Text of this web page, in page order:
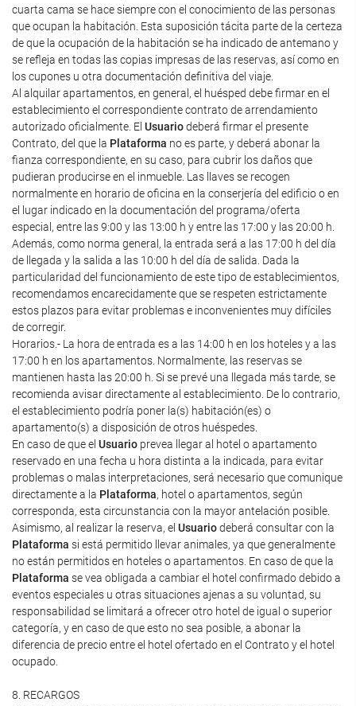
cuarta cama se hace siempre con el conocimiento de las personas
que ocupan la habitación. Esta suposición tácita parte de la certeza
de que la ocupación de la habitación se ha indicado de antemano y
se refleja en todas las copias impresas de las reservas, así como en
los cupones u otra documentación definitiva del viaje.
Al alquilar apartamentos, en general, el huésped debe firmar en el
establecimiento el correspondiente contrato de arrendamiento
autorizado oficialmente. El Usuariodeberá firmar el presente
Contrato, del que la Plataforma no es parte, y deberá abonar la
fianza correspondiente, en su caso, para cubrir los daños que
pudieran producirse en el inmueble. Las llaves se recogen
normalmente en horario de oficina en la conserjería del edificio o en
el lugar indicado en la documentación del programa/oferta
especial, entre las 9:00 y las 13:00 h y entre las 17:00 y las 20:00 h.
Además, como norma general, la entrada será a las 17:00 h del día
de llegada y la salida a las 10:00 h del día de salida. Dada la
particularidad del funcionamiento de este tipo de establecimientos,
recomendamos encarecidamente que se respeten estrictamente
estos plazos para evitar problemas e inconvenientes muy difíciles
de corregir.
Horarios.- La hora de entrada es a las 14:00 h en los hoteles y a las
17:00 h en los apartamentos. Normalmente, las reservas se
mantienen hasta las 20:00 h. Si se prevé una llegada más tarde, se
recomienda avisar directamente al establecimiento. De lo contrario,
el establecimiento podría poner la(s) habitación(es) o
apartamento(s) a disposición de otros huéspedes.
En caso de que el Usuario prevea llegar al hotel o apartamento
reservado en una fecha u hora distinta a la indicada, para evitar
problemas o malas interpretaciones, será necesario que comunique
directamente a la Plataforma, hotel o apartamentos, según
corresponda, esta circunstancia con la mayor antelación posible.
Asimismo, al realizar la reserva, el Usuariodeberá consultar con la
Plataforma si está permitido llevar animales, ya que generalmente
no están permitidos en hoteles o apartamentos. En caso de que la
Plataforma se vea obligada a cambiar el hotel confirmado debido a
eventos especiales u otras situaciones ajenas a su voluntad, su
responsabilidad se limitará a ofrecer otro hotel de igual o superior
categoría, y en caso de que esto no sea posible, a abonar la
diferencia de precio entre el hotel ofertado en el Contrato y el hotel
ocupado.
8. RECARGOS